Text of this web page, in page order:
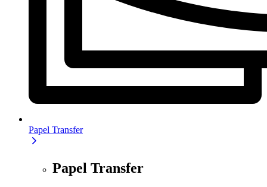
Papel Transfer
Papel Transfer